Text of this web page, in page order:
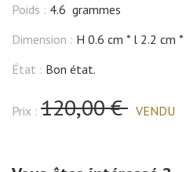
Poids : 4.6 grammes
Dimension : H 0.6 cm l 2.2 cm
État : Bon état.
Prix : 120,00 € VENDU